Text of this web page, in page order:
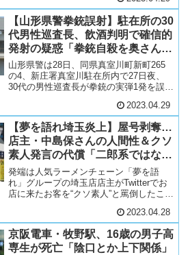
性は全身を強く打ち、搬送先の病院で約
８時間後に死亡した。警視...
【山形県警拳銃誤射】駐在所の30
代男性巡査長、飲酒判明で確信的
発射の疑惑「拳銃自殺を奥さんが
止めた？」「夫婦喧嘩か」の声
山形県警は28日、同県真室川町新町265
の4、新庄署真室川駐在所内で27日夜、
30代の男性巡査長が拳銃の実弾1発を誤っ
家族1人に当たり、軽傷を負ったという。
県警警務課によると、27日午後11時5分
ごろ、2...
2023.04.29
【夢を語れ埼玉炎上】屋号剥奪…
店主・中島保さんの人間性＆クソ
素人発言の代償「二郎系ではなく
勘違い系」「廃業希望」辛辣な声
発端は人気ラーメンチェーン「夢を語
れ」グループの埼玉店店主がTwitterでお
店に来たお客を“クソ素人”と罵倒したこと
シャルにした上で、麺やスープなどを
「不味い」と酷評し、「もう二度と行か
ない」とツイート...
2023.04.28
京阪電車・牧野駅、16歳の男子高
専生が死亡「陰口とか上下関係」